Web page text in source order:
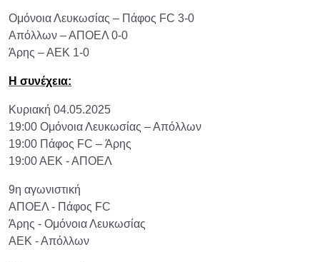
Ομόνοια Λευκωσίας – Πάφος FC 3-0
Απόλλων – ΑΠΟΕΛ 0-0
Άρης – ΑΕΚ 1-0
Η συνέχεια:
Κυριακή 04.05.2025
19:00 Ομόνοια Λευκωσίας – Απόλλων
19:00 Πάφος FC – Άρης
19:00 ΑΕΚ - ΑΠΟΕΛ
9η αγωνιστική
ΑΠΟΕΛ - Πάφος FC
Άρης - Ομόνοια Λευκωσίας
ΑΕΚ - Απόλλων